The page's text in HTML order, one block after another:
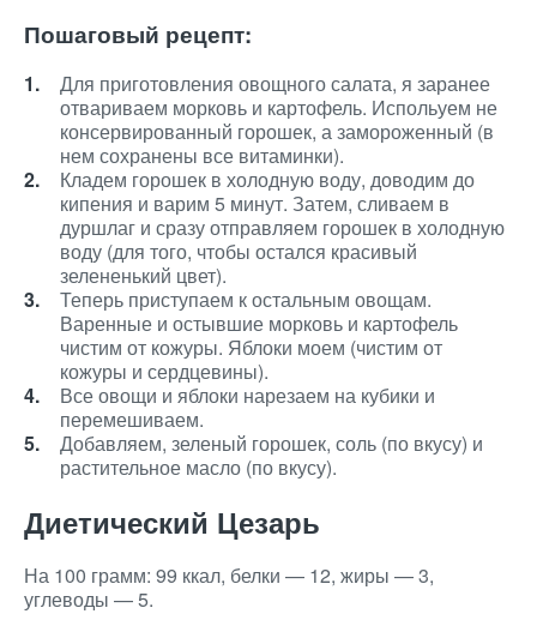
Пошаговый рецепт:
Для приготовления овощного салата, я заранее
отвариваем морковь и картофель. Испольуем не
консервированный горошек, а замороженный (в
нем сохранены все витаминки).
Кладем горошек в холодную воду, доводим до
кипения и варим 5 минут. Затем, сливаем в
дуршлаг и сразу отправляем горошек в холодную
воду (для того, чтобы остался красивый
зелененький цвет).
Теперь приступаем к остальным овощам.
Варенные и остывшие морковь и картофель
чистим от кожуры. Яблоки моем (чистим от
кожуры и сердцевины).
Все овощи и яблоки нарезаем на кубики и
перемешиваем.
Добавляем, зеленый горошек, соль (по вкусу) и
растительное масло (по вкусу).
Диетический Цезарь
На 100 грамм: 99 ккал, белки — 12, жиры — 3,
углеводы — 5.